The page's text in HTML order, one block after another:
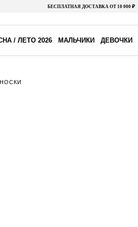
БЕСПЛАТНАЯ ДОСТАВКА ОТ 10 000 ₽
/ ЛЕТО 2026 МАЛЬЧИКИ ДЕВОЧКИ
НОСКИ